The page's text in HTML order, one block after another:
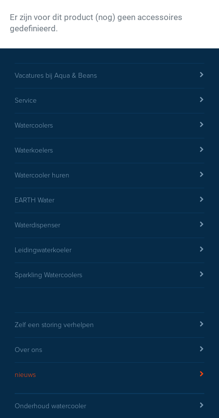
Type de karakters die je in de afbeelding ziet
Er zijn voor dit product (nog) geen accessoires
gedefinieerd.
Vacatures bij Aqua & Beans
Service
Watercoolers
Waterkoelers
Watercooler huren
EARTH Water
Waterdispenser
Leidingwaterkoeler
Sparkling Watercoolers
Zelf een storing verhelpen
Over ons
nieuws
Onderhoud watercooler